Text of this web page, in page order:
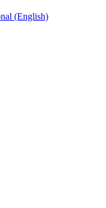
(English)